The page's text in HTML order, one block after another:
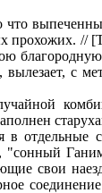
что
прохожих. //
с
отдельные
свои